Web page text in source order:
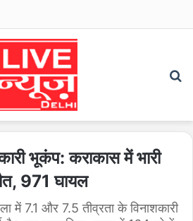
भूकंप: कराकास में भारी
971 घायल
में 7.1 और 7.5 तीव्रता के विनाशकारी